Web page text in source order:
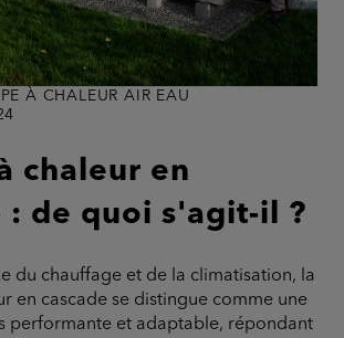
À CHALEUR AIR EAU
chaleur en
: de quoi s'agit-il ?
du chauffage et de la climatisation, la
en cascade se distingue comme une
performante et adaptable, répondant